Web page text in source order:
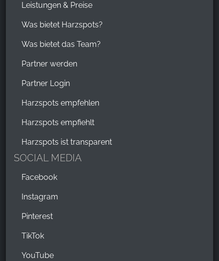
Leistungen & Preise
Was bietet Harzspots?
Was bietet das Team?
Partner werden
Partner Login
Harzspots empfehlen
Harzspots empfiehlt
Harzspots ist transparent
SOCIAL MEDIA
Facebook
Instagram
Pinterest
TikTok
YouTube